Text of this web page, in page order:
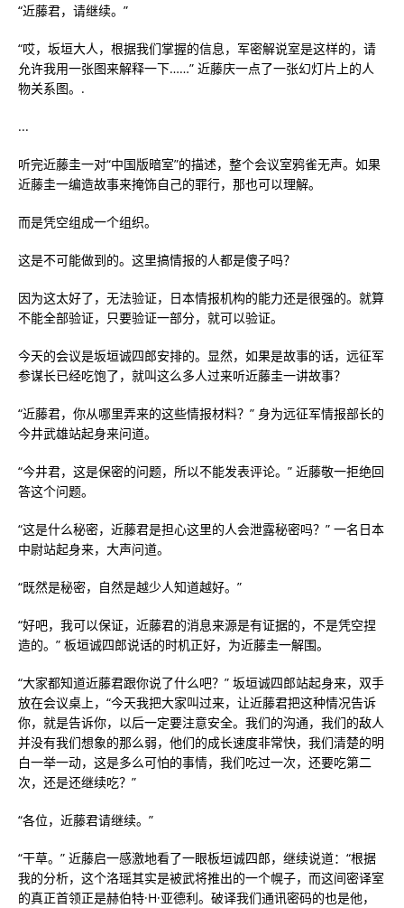
“近藤君，请继续。”
“哎，坂垣大人，根据我们掌握的信息，军密解说室是这样的，请
允许我用一张图来解释一下……” 近藤庆一点了一张幻灯片上的人
物关系图。.
...
听完近藤圭一对“中国版暗室”的描述，整个会议室鸦雀无声。如果
近藤圭一编造故事来掩饰自己的罪行，那也可以理解。
而是凭空组成一个组织。
这是不可能做到的。这里搞情报的人都是傻子吗？
因为这太好了，无法验证，日本情报机构的能力还是很强的。就算
不能全部验证，只要验证一部分，就可以验证。
今天的会议是坂垣诚四郎安排的。显然，如果是故事的话，远征军
参谋长已经吃饱了，就叫这么多人过来听近藤圭一讲故事？
“近藤君，你从哪里弄来的这些情报材料？” 身为远征军情报部长的
今井武雄站起身来问道。
“今井君，这是保密的问题，所以不能发表评论。” 近藤敬一拒绝回
答这个问题。
“这是什么秘密，近藤君是担心这里的人会泄露秘密吗？” 一名日本
中尉站起身来，大声问道。
“既然是秘密，自然是越少人知道越好。”
“好吧，我可以保证，近藤君的消息来源是有证据的，不是凭空捏
造的。” 板垣诚四郎说话的时机正好，为近藤圭一解围。
“大家都知道近藤君跟你说了什么吧？” 坂垣诚四郎站起身来，双手
放在会议桌上，“今天我把大家叫过来，让近藤君把这种情况告诉
你，就是告诉你，以后一定要注意安全。我们的沟通，我们的敌人
并没有我们想象的那么弱，他们的成长速度非常快，我们清楚的明
白一举一动，这是多么可怕的事情，我们吃过一次，还要吃第二
次，还是还继续吃？”
“各位，近藤君请继续。”
“干草。” 近藤启一感激地看了一眼板垣诚四郎，继续说道：“根据
我的分析，这个洛瑶其实是被武将推出的一个幌子，而这间密译室
的真正首领正是赫伯特·H·亚德利。破译我们通讯密码的也是他，